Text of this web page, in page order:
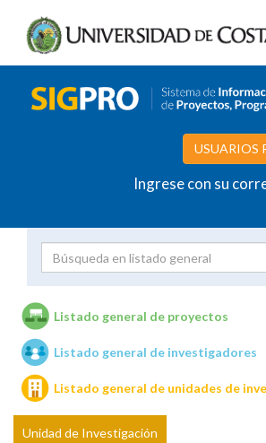
USUARIOS
Ingrese con su
Unidades de investigación
Listado general de proyectos
Listado general de investigadores
Listado general de unidades de
Unidad de Investigación